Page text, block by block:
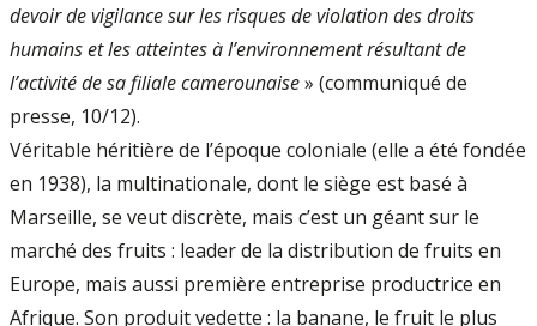
devoir de vigilance sur les risques de violation des droits
humains et les atteintes à l’environnement résultant de
l’activité de sa filiale camerounaise» (communiqué de
presse, 10/12).
Véritable héritière de l’époque coloniale (elle a été fondée
en 1938), la multinationale, dont le siège est basé à
Marseille, se veut discrète, mais c’est un géant sur le
marché des fruits : leader de la distribution de fruits en
Europe, mais aussi première entreprise productrice en
Afrique. Son produit vedette : la banane, le fruit le plus